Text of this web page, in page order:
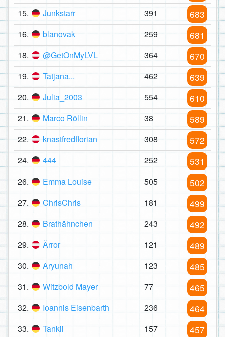
15. Junkstarr 391 683
16. blanovak 259 681
18. @GetOnMyLVL 364 670
19. Tatjana... 462 639
20. Julia_2003 554 610
21. Marco Röllin 38 589
22. knastfredflorian 308 572
24. 444 252 531
26. Emma Louise 505 502
27. ChrisChris 181 499
28. Brathähnchen 243 492
29. Ärror 121 489
30. Aryunah 123 485
31. Witzbold Mayer 77 465
32. Ioannis Eisenbarth 236 464
33. Tankii 157 457